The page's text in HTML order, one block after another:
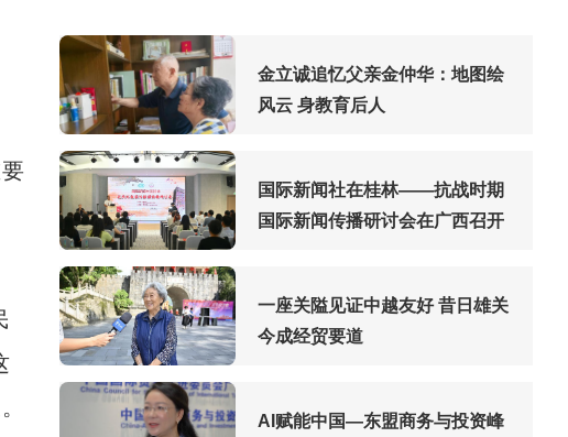
金立诚追忆父亲金仲华：地图绘
风云 身教育后人
国际新闻社在桂林——抗战时期
国际新闻传播研讨会在广西召开
一座关隘见证中越友好 昔日雄关
今成经贸要道
AI赋能中国—东盟商务与投资峰